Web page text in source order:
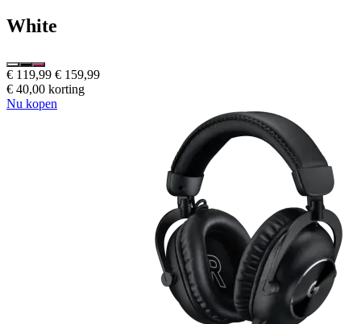
White
€ 119,99 € 159,99
€ 40,00 korting
Nu kopen